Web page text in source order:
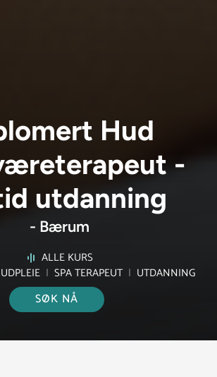
Hud
-
utdanning
- Bærum
ALLE KURS
| SPA TERAPEUT | UTDANNING
SØK NÅ